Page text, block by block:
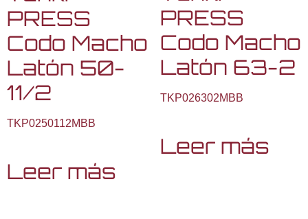
PRESS
Codo Macho
Latón 50-
11/2
TKP0250112MBB
Leer más
PRESS
Codo Macho
Latón 63-2
TKP026302MBB
Leer más